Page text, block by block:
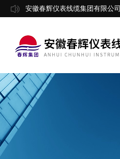
安徽春辉仪表线缆集团有限公司